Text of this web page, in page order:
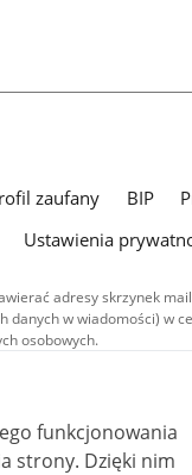
zaufany BIP
Ustawienia
adresy skrzynek
w wiadomości) w
osobowych.
(z wyłączeniem treści
Commons: uznanie
audiowizualne, w
Commons: uznanie
ND 4.0), o ile nie jest to
funkcjonowania
nim